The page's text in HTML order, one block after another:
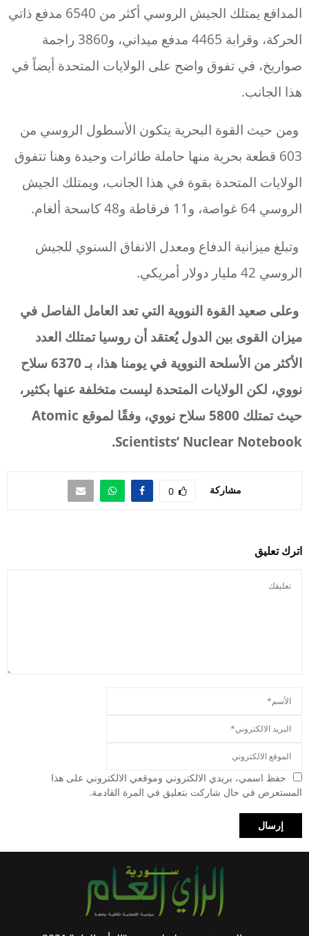
المدافع يمتلك الجيش الروسي أكثر من 6540 مدفع ذاتي
الحركة، وقرابة 4465 مدفع ميداني، و3860 راجمة
صواريخ، في تفوق واضح على الولايات المتحدة أيضاً في
هذا الجانب.
ومن حيث القوة البحرية يتكون الأسطول الروسي من
603 قطعة بحرية منها حاملة طائرات وحيدة وهنا تتفوق
الولايات المتحدة بقوة في هذا الجانب، ويمتلك الجيش
الروسي 64 غواصة، و11 فرقاطة و48 كاسحة ألغام.
وتبلغ ميزانية الدفاع ومعدل الانفاق السنوي للجيش
الروسي 42 مليار دولار أمريكي.
وعلى صعيد القوة النووية التي تعد العامل الفاصل في
ميزان القوى بين الدول يُعتقد أن روسيا تمتلك العدد
الأكثر من الأسلحة النووية في يومنا هذا، بـ 6370 سلاح
نووي، لكن الولايات المتحدة ليست متخلفة عنها بكثير،
حيث تمتلك 5800 سلاح نووي، وفقًا لموقع
Atomic
Scientists’ Nuclear Notebook.
مشاركة 0
اترك تعليق
حفظ اسمي، بريدي الالكتروني وموقعي الالكتروني على هذا
المستعرض في حال شاركت بتعليق في المرة القادمة.